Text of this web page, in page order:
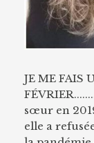
JE ME FAIS
sœur en
elle a